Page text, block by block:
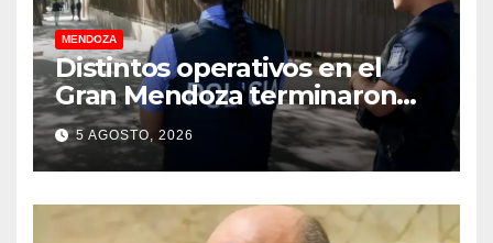
MENDOZA
Distintos operativos en el
Gran Mendoza terminaron
con cuatro delincuentes
detenidos
5 AGOSTO, 2026